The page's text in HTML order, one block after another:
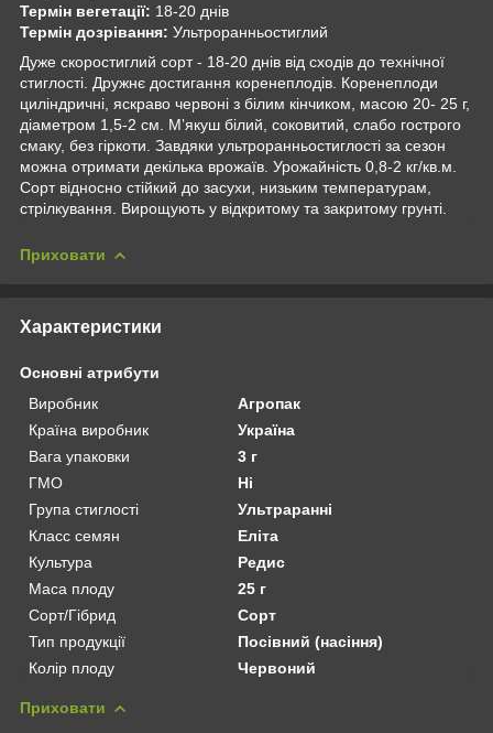
Термін вегетації: 18-20 днів
Термін дозрівання: Ультроранньостиглий
Дуже скоростиглий сорт - 18-20 днів від сходів до технічної
стиглості. Дружнє достигання коренеплодів. Коренеплоди
циліндричні, яскраво червоні з білим кінчиком, масою 20- 25 г,
діаметром 1,5-2 см. Мʼякуш білий, соковитий, слабо гострого
смаку, без гіркоти. Завдяки ультроранньостиглості за сезон
можна отримати декілька врожаїв. Урожайність 0,8-2 кг/кв.м.
Сорт відносно стійкий до засухи, низьким температурам,
стрілкування. Вирощують у відкритому та закритому грунті.
Приховати
Характеристики
Основні атрибути
Виробник
Агропак
Країна виробник
Україна
Вага упаковки
3 г
ГМО
Ні
Група стиглості
Ультраранні
Класс семян
Еліта
Культура
Редис
Маса плоду
25 г
Сорт/Гібрид
Сорт
Тип продукції
Посівний (насіння)
Колір плоду
Червоний
Приховати